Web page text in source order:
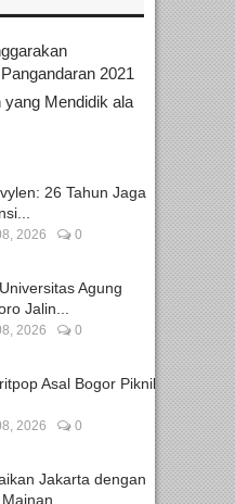
2021
Mendidik ala
26 Tahun Jaga
2026 0
Agung
Jalin...
2026 0
Asal Bogor Piknik
2026 0
Jakarta dengan